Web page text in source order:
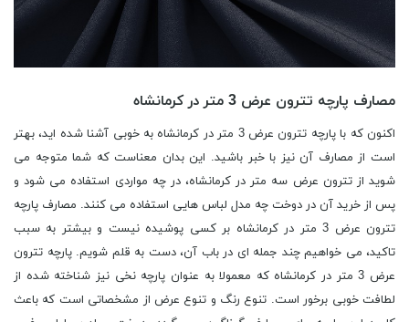
مصارف پارچه تترون عرض 3 متر در کرمانشاه
اکنون که با پارچه تترون عرض 3 متر در کرمانشاه به خوبی آشنا شده اید، بهتر
است از مصارف آن نیز با خبر باشید. این بدان معناست که شما متوجه می
شوید از تترون عرض سه متر در کرمانشاه، در چه مواردی استفاده می شود و
پس از خرید آن در دوخت چه مدل لباس هایی استفاده می کنند. مصارف پارچه
تترون عرض 3 متر در کرمانشاه بر کسی پوشیده نیست و بیشتر به سبب
تاکید، می خواهیم چند جمله ای در باب آن، دست به قلم شویم. پارچه تترون
عرض 3 متر در کرمانشاه که معمولا به عنوان پارچه نخی نیز شناخته شده از
لطافت خوبی برخور است. تنوع رنگ و تنوع عرض از مشخصاتی است که باعث